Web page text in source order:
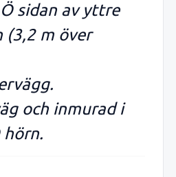
sidan av yttre
(3,2 m över
och inmurad i
hörn.